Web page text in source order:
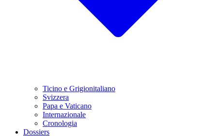
Ticino e Grigionitaliano
Svizzera
Papa e Vaticano
Internazionale
Cronologia
Dossiers